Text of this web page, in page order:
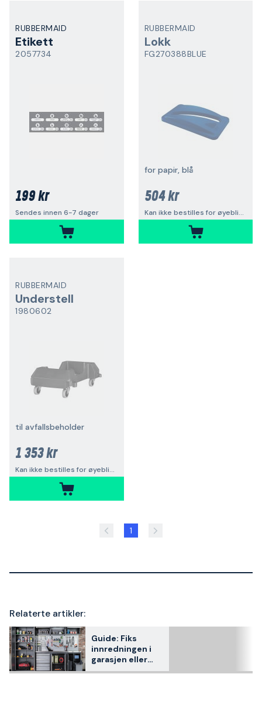
RUBBERMAID
Etikett
2057734
199 kr
Sendes innen 6-7 dager
RUBBERMAID
Lokk
FG270388BLUE
for papir, blå
504 kr
Kan ikke bestilles for øyeblikket
RUBBERMAID
Understell
1980602
til avfallsbeholder
1 353 kr
Kan ikke bestilles for øyeblikket
1
Relaterte artikler:
Guide: Fiks
innredningen i
garasjen eller
boden din